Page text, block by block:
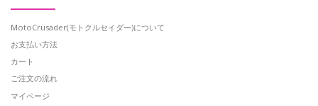
MotoCrusader(モトクルセイダー)について
お支払い方法
カート
ご注文の流れ
マイページ